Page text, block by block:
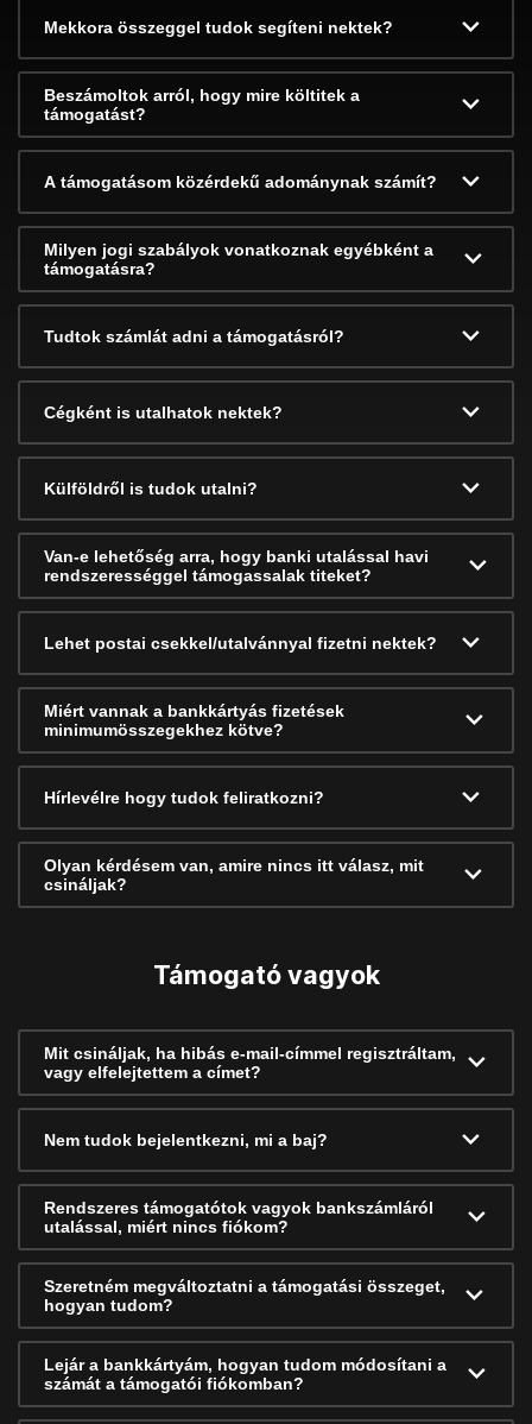
Mekkora összeggel tudok segíteni nektek?
Beszámoltok arról, hogy mire költitek a
támogatást?
A támogatásom közérdekű adománynak számít?
Milyen jogi szabályok vonatkoznak egyébként a
támogatásra?
Tudtok számlát adni a támogatásról?
Cégként is utalhatok nektek?
Külföldről is tudok utalni?
Van-e lehetőség arra, hogy banki utalással havi
rendszerességgel támogassalak titeket?
Lehet postai csekkel/utalvánnyal fizetni nektek?
Miért vannak a bankkártyás fizetések
minimumösszegekhez kötve?
Hírlevélre hogy tudok feliratkozni?
Olyan kérdésem van, amire nincs itt válasz, mit
csináljak?
Támogató vagyok
Mit csináljak, ha hibás e-mail-címmel regisztráltam,
vagy elfelejtettem a címet?
Nem tudok bejelentkezni, mi a baj?
Rendszeres támogatótok vagyok bankszámláról
utalással, miért nincs fiókom?
Szeretném megváltoztatni a támogatási összeget,
hogyan tudom?
Lejár a bankkártyám, hogyan tudom módosítani a
számát a támogatói fiókomban?